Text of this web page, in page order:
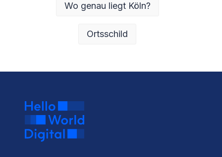
Wo genau liegt Köln?
Ortsschild